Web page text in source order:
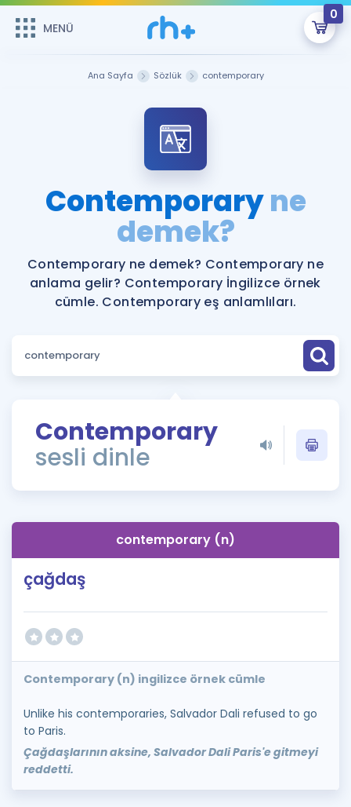
MENÜ
0
Şifremi Hatırlamıyorum
Sepetin Şu An Boş.
Remzi Hoca ile seni sınava hazırlayacak onlarca eğitim seni
bekliyor!
MENÜ
Katılımcı Görüşleri
Faydalı Araçlar
Ücretsiz Kaynaklar
Puan Hesaplama
ÖSYM Sınav Takvimi
Kampanyalar
İngilizce Gramer
İngilizce Gramer
Ana Sayfa Sözlük contemporary
Contemporaryne
demek?
Contemporary ne demek? Contemporary ne
anlama gelir? Contemporary İngilizce örnek
cümle. Contemporary eş anlamlıları.
Contemporary
sesli dinle
contemporary (n)
çağdaş
Contemporary (n) ingilizce örnek cümle
Unlike his contemporaries, Salvador Dali refused to go
to Paris.
Çağdaşlarının aksine, Salvador Dali Paris'e gitmeyi
reddetti.